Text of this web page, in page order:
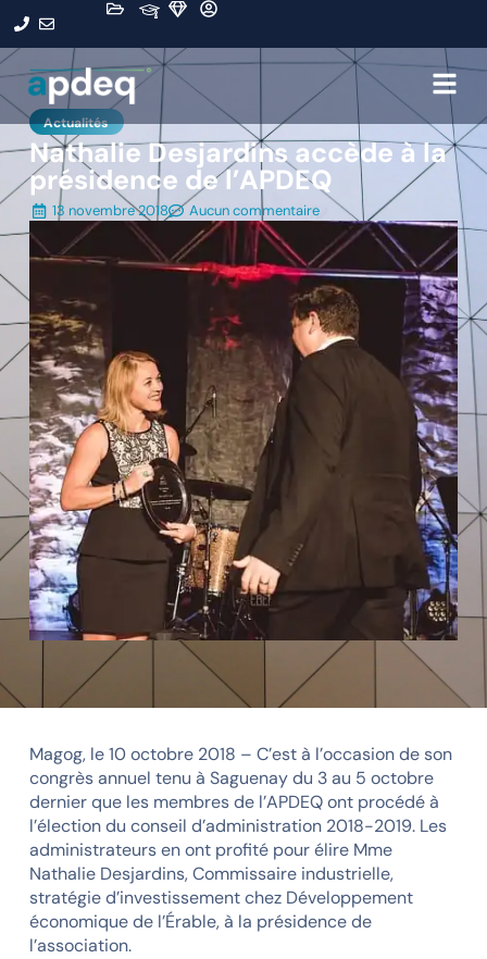
Actualités
Nathalie Desjardins accède à la
présidence de l’APDEQ
13 novembre 2018 Aucun commentaire
Magog, le 10 octobre 2018 – C’est à l’occasion de son
congrès annuel tenu à Saguenay du 3 au 5 octobre
dernier que les membres de l’APDEQ ont procédé à
l’élection du conseil d’administration 2018-2019. Les
administrateurs en ont profité pour élire Mme
Nathalie Desjardins, Commissaire industrielle,
stratégie d’investissement chez Développement
économique de l’Érable, à la présidence de
l’association.